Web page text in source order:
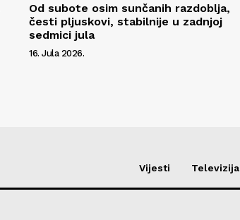
Od subote osim sunčanih razdoblja,
česti pljuskovi, stabilnije u zadnjoj
sedmici jula
16. Jula 2026.
Vijesti Televizija